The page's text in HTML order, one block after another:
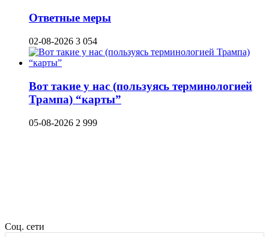
Ответные меры
02-08-2026 3 054
Вот такие у нас (пользуясь терминологией
Трампа) “карты”
05-08-2026 2 999
Соц. сети